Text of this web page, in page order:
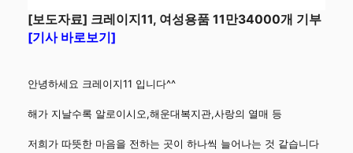
[보도자료] 크레이지11, 여성용품 11만34000개 기부
[기사 바로보기]
안녕하세요 크레이지11 입니다^^
해가 지날수록 알로이시오,해운대복지관,사랑의 열매 등
저희가 따뜻한 마음을 전하는 곳이 하나씩 늘어나는 것 같습니다